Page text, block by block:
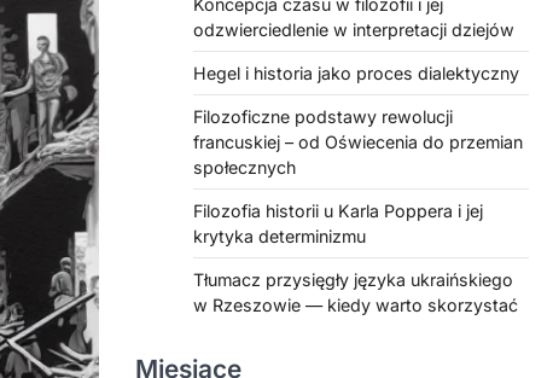
Koncepcja czasu w filozofii i jej
odzwierciedlenie w interpretacji dziejów
Hegel i historia jako proces dialektyczny
Filozoficzne podstawy rewolucji
francuskiej – od Oświecenia do przemian
społecznych
Filozofia historii u Karla Poppera i jej
krytyka determinizmu
Tłumacz przysięgły języka ukraińskiego
w Rzeszowie — kiedy warto skorzystać
Miesiące